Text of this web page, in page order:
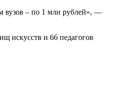
вузов – по 1 млн рублей», —
искусств и 66 педагогов